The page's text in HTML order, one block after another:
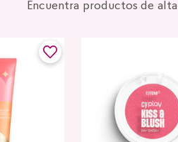
Encuentra productos de